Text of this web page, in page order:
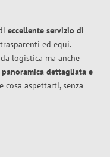
eccellente servizio di
ed equi.
logistica ma anche
dettagliata e
cosa aspettarti, senza